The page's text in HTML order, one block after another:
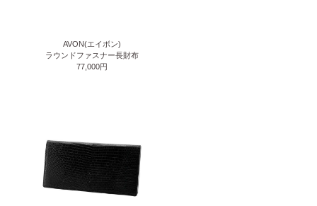
AVON(エイボン)
ラウンドファスナー長財布
77,000円